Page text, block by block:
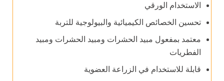
الاستخدام الورقي
تحسين الخصائص الكيميائية والبيولوجية للتربة
معتمد بمفعول مبيد الحشرات ومبيد الحشرات ومبيد
الفطريات
قابلة للاستخدام في الزراعة العضوية